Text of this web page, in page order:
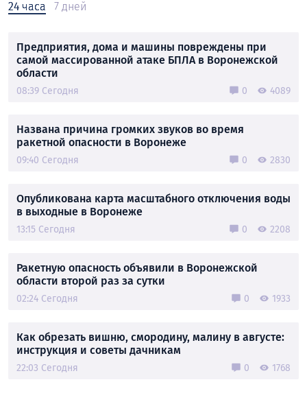
24 часа 7 дней
Предприятия, дома и машины повреждены при
самой массированной атаке БПЛА в Воронежской
области
08:39 Сегодня 0 4089
Названа причина громких звуков во время
ракетной опасности в Воронеже
09:40 Сегодня 0 2830
Опубликована карта масштабного отключения воды
в выходные в Воронеже
13:15 Сегодня 0 2208
Ракетную опасность объявили в Воронежской
области второй раз за сутки
02:24 Сегодня 0 1933
Как обрезать вишню, смородину, малину в августе:
инструкция и советы дачникам
22:03 Сегодня 0 1768